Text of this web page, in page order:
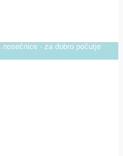
- za dobro počutje